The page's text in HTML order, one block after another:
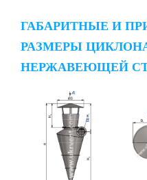
ГАБАРИТНЫЕ И
РАЗМЕРЫ
НЕРЖАВЕЮЩЕЙ